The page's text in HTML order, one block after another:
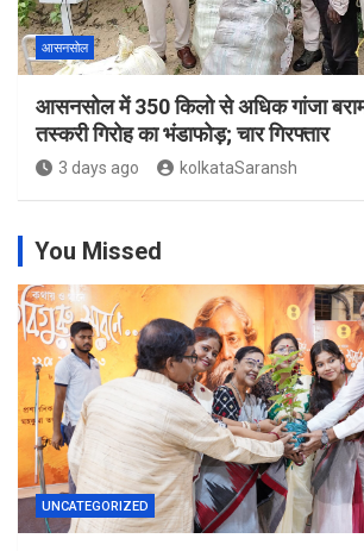
आसनसोल
आसनसोल में 350 किलो से अधिक गांजा
तस्करी गिरोह का भंडाफोड़; चार गिरफ्तार
3 days ago kolkataSaransh
You Missed
UNCATEGORIZED